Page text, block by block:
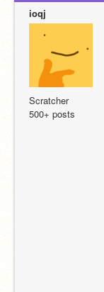
ioqj
Scratcher
500+ posts